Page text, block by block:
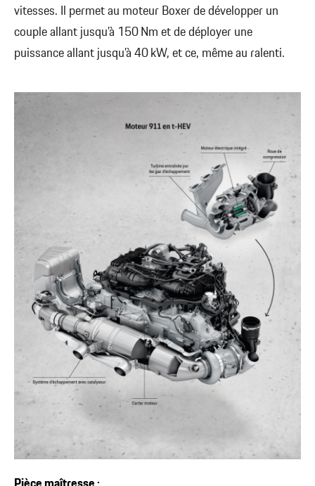
vitesses. Il permet au moteur Boxer de développer un
couple allant jusqu’à 150 Nm et de déployer une
puissance allant jusqu’à 40 kW, et ce, même au ralenti.